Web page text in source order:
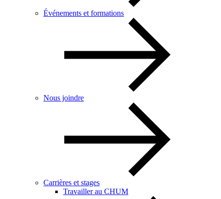
Événements et formations
Nous joindre
Carrières et stages
Travailler au CHUM